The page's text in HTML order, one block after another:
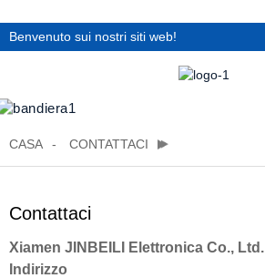
Benvenuto sui nostri siti web!
CASA CONTATTACI
Contattaci
Xiamen JINBEILI Elettronica Co., Ltd.
Indirizzo